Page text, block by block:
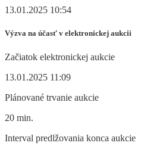
13.01.2025 10:54
Výzva na účasť v elektronickej aukcii
Začiatok elektronickej aukcie
13.01.2025 11:09
Plánované trvanie aukcie
20 min.
Interval predlžovania konca aukcie